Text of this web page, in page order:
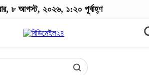
৮ আগস্ট, ২০২৬, ১:২০ পূর্বাহ্ণ